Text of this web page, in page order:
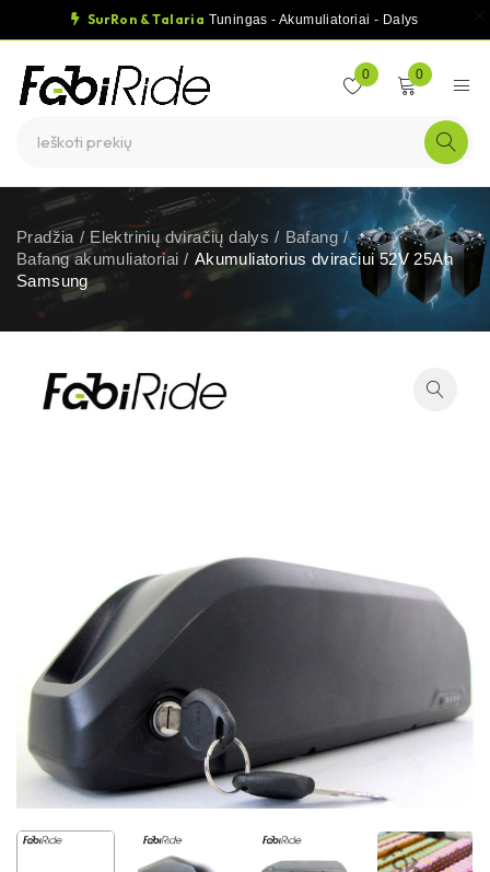
SurRon & Talaria Tuningas - Akumuliatoriai - Dalys
0 0
Pradžia / Elektrinių dviračių dalys / Bafang /
Bafang akumuliatoriai / Akumuliatorius dviračiui 52V 25Ah
Samsung